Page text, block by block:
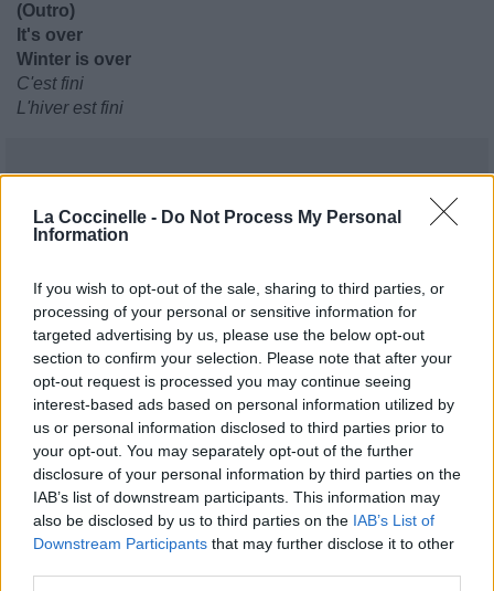
La Coccinelle - Do Not Process My Personal
Information
If you wish to opt-out of the sale, sharing to third parties, or
processing of your personal or sensitive information for
targeted advertising by us, please use the below opt-out
section to confirm your selection. Please note that after your
opt-out request is processed you may continue seeing
interest-based ads based on personal information utilized by
us or personal information disclosed to third parties prior to
your opt-out. You may separately opt-out of the further
disclosure of your personal information by third parties on the
IAB’s list of downstream participants. This information may
also be disclosed by us to third parties on the IAB’s List of
Downstream Participants that may further disclose it to other
(Outro)
It's over
Winter is over
C'est fini
L'hiver est fini
Publié paro`Gz 9555 3 4 6 le 25 décembre 2021 à